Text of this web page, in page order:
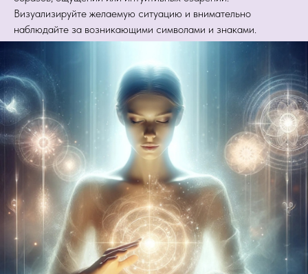
Визуализируйте желаемую ситуацию и внимательно
наблюдайте за возникающими символами и знаками.